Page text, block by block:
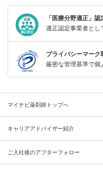
「医療分野適正」
適正認定事業者とし
プライバシーマーク
厳密な管理基準で個
マイナビ薬剤師トップへ
キャリアアドバイザー紹介
ご入社後のアフターフォロー